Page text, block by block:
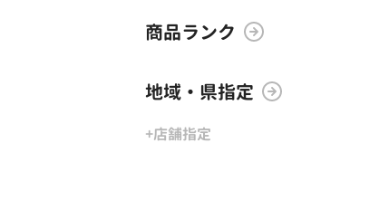
商品ランク
地域・県指定
+店舗指定